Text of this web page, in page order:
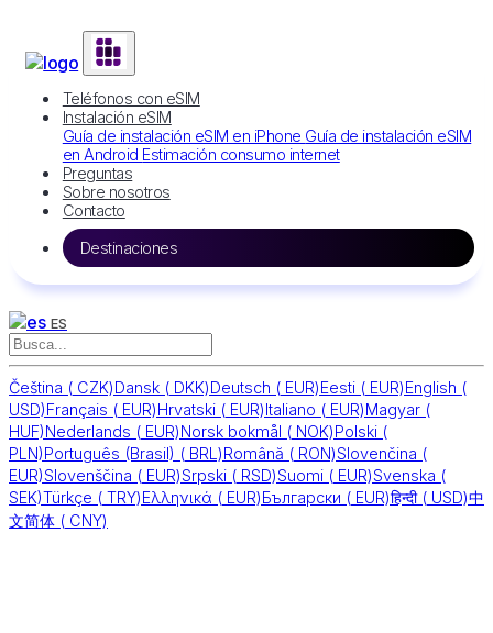
Teléfonos con eSIM
Instalación eSIM
Guía de instalación eSIM en iPhone Guía de instalación eSIM
en Android Estimación consumo internet
Preguntas
Sobre nosotros
Contacto
Destinaciones
ES
Čeština ( CZK)Dansk ( DKK)Deutsch ( EUR)Eesti ( EUR)English (
USD)Français ( EUR)Hrvatski ( EUR)Italiano ( EUR)Magyar (
HUF)Nederlands ( EUR)Norsk bokmål ( NOK)Polski (
PLN)Português (Brasil) ( BRL)Română ( RON)Slovenčina (
EUR)Slovenščina ( EUR)Srpski ( RSD)Suomi ( EUR)Svenska (
SEK)Türkçe ( TRY)Ελληνικά ( EUR)Български ( EUR)हिन्दी ( USD)中
文简体 ( CNY)